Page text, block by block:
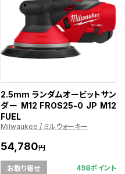
2.5mm ランダムオービットサン
ダー M12 FROS25-0 JP M12
FUEL
Milwaukee / ミルウォーキー
54,780円
お取り寄せ 498ポイント